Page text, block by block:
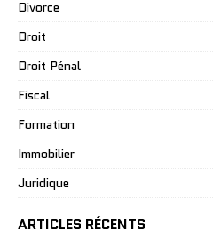
Divorce
Droit
Droit Pénal
Fiscal
Formation
Immobilier
Juridique
ARTICLES RÉCENTS